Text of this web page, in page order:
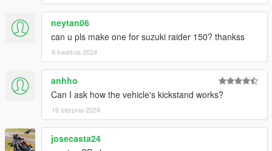
neytan06
can u pls make one for suzuki raider 150? thankss
8 kwietnia 2024
anhho
Can I ask how the vehicle's kickstand works?
16 sierpnia 2024
josecasta24